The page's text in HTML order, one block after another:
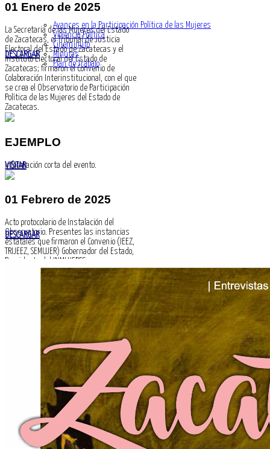
Avances en la Participación Política de las Mujeres
Violencia Política
Cineminuto
Minutas
Plan de Trabajo
DESCARGAR
VISITAR
DESCARGAR
01 Enero de 2025
La Secretaria de las Mujeres del Estado
de Zacatecas, el Tribunal de Justicia
Electoral del Estado de Zacatecas y el
Instituto Electoral del Estado de
Zacatecas; firmaron el Convenio de
Colaboración Interinstitucional, con el que
se crea el Observatorio de Participación
Política de las Mujeres del Estado de
Zacatecas.
EJEMPLO
Información corta del evento.
01 Febrero de 2025
Acto protocolario de Instalación del
Observatorio. Presentes las instancias
estatales que firmaron el Convenio (IEEZ,
TRIJEEZ, SEMUJER) Gobernador del Estado,
Presidenta del INMUJERES,
Representantes del Poder Legislativo.
EJEMPLO
Información corta del evento.
01 Marzo de 2025
Sesión ordinaria.
EJEMPLO
Información corta del evento.